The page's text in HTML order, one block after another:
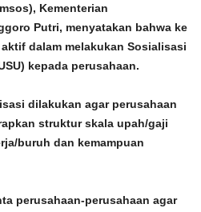
Kementerian
Putri, menyatakan bahwa ke
dalam melakukan Sosialisasi
kepada perusahaan.
dilakukan agar perusahaan
struktur skala upah/gaji
buruh dan kemampuan
perusahaan-perusahaan agar